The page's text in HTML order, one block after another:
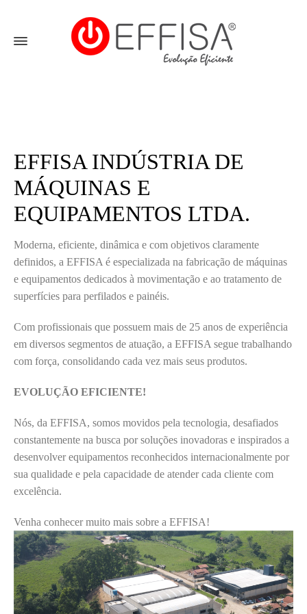
EFFISA INDÚSTRIA DE
MÁQUINAS E
EQUIPAMENTOS LTDA.
Moderna, eficiente, dinâmica e com objetivos claramente
definidos, a EFFISA é especializada na fabricação de máquinas
e equipamentos dedicados à movimentação e ao tratamento de
superfícies para perfilados e painéis.
Com profissionais que possuem mais de 25 anos de experiência
em diversos segmentos de atuação, a EFFISA segue trabalhando
com força, consolidando cada vez mais seus produtos.
EVOLUÇÃO EFICIENTE!
Nós, da EFFISA, somos movidos pela tecnologia, desafiados
constantemente na busca por soluções inovadoras e inspirados a
desenvolver equipamentos reconhecidos internacionalmente por
sua qualidade e pela capacidade de atender cada cliente com
excelência.
Venha conhecer muito mais sobre a EFFISA!